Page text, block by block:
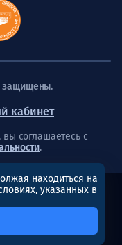
защищены.
кабинет
соглашаетесь с
.
находиться на
указанных в